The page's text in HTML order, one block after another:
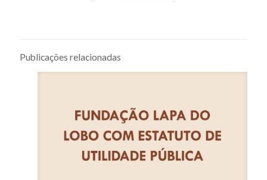
Publicações relacionadas